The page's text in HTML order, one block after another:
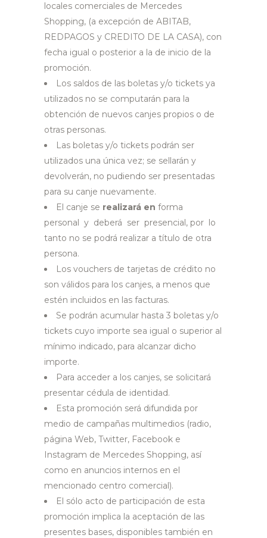
locales comerciales de Mercedes
Shopping, (a excepción de ABITAB,
REDPAGOS y CREDITO DE LA CASA), con
fecha igual o posterior a la de inicio de la
promoción.
Los saldos de las boletas y/o tickets ya
utilizados no se computarán para la
obtención de nuevos canjes propios o de
otras personas.
Las boletas y/o tickets podrán ser
utilizados una única vez; se sellarán y
devolverán, no pudiendo ser presentadas
para su canje nuevamente.
El canje se realizará en forma
personal y deberá ser presencial, por lo
tanto no se podrá realizar a título de otra
persona.
Los vouchers de tarjetas de crédito no
son válidos para los canjes, a menos que
estén incluidos en las facturas.
Se podrán acumular hasta 3 boletas y/o
tickets cuyo importe sea igual o superior al
mínimo indicado, para alcanzar dicho
importe.
Para acceder a los canjes, se solicitará
presentar cédula de identidad.
Esta promoción será difundida por
medio de campañas multimedios (radio,
página Web, Twitter, Facebook e
Instagram de Mercedes Shopping, así
como en anuncios internos en el
mencionado centro comercial).
El sólo acto de participación de esta
promoción implica la aceptación de las
presentes bases, disponibles también en